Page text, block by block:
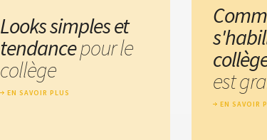
Looks simples et
tendancepour le
collège
EN SAVOIR PLUS
est
EN SAVOIR